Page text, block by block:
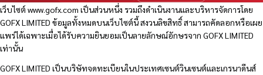
เว็บไซต์www.gofx.com เป็นส่วนหนึ่ง รวมถึงดำเนินงานและบริหารจัดการโดย
GOFX LIMITED ข้อมูลทั้งหมดบนเว็บไซต์นี้ สงวนลิขสิทธิ์ สามารถคัดลอกหรือเผย
แพร่ได้เฉพาะเมื่อได้รับความยินยอมเป็นลายลักษณ์อักษรจาก GOFX LIMITED
เท่านั้น
GOFX LIMITED เป็นบริษัทจดทะเบียนในประเทศเซนต์วินเซนต์และเกรนาดีนส์